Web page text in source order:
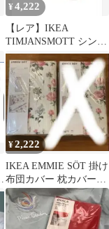
¥ 4,222
【レア】IKEA
TIMJANSMOTT シング
ル掛け布団カバーセッ
ト
¥2,222
IKEA EMMIE SÖT 掛け
布団カバー 枕カバー1
セット